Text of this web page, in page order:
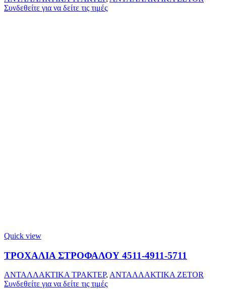
Συνδεθείτε για να δείτε τις τιμές
Quick view
ΤΡΟΧΑΛΙΑ ΣΤΡΟΦΑΛΟΥ 4511-4911-5711
ΑΝΤΑΛΛΑΚΤΙΚΑ ΤΡΑΚΤΕΡ, ΑΝΤΑΛΛΑΚΤΙΚΑ ZETOR
Συνδεθείτε για να δείτε τις τιμές